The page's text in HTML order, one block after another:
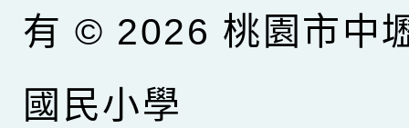
有 © 2026 桃園市中
國民小學